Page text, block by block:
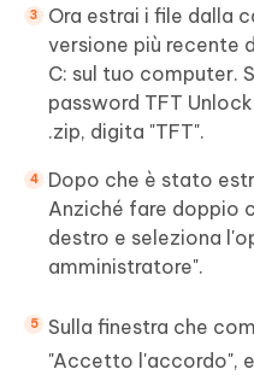
Ora estrai i file dalla
versione più recente
C: sul tuo computer.
password TFT
.zip, digita "TFT".
Dopo che è stato
Anziché fare doppio
destro e seleziona
amministratore".
Sulla finestra che
"Accetto l'accordo",